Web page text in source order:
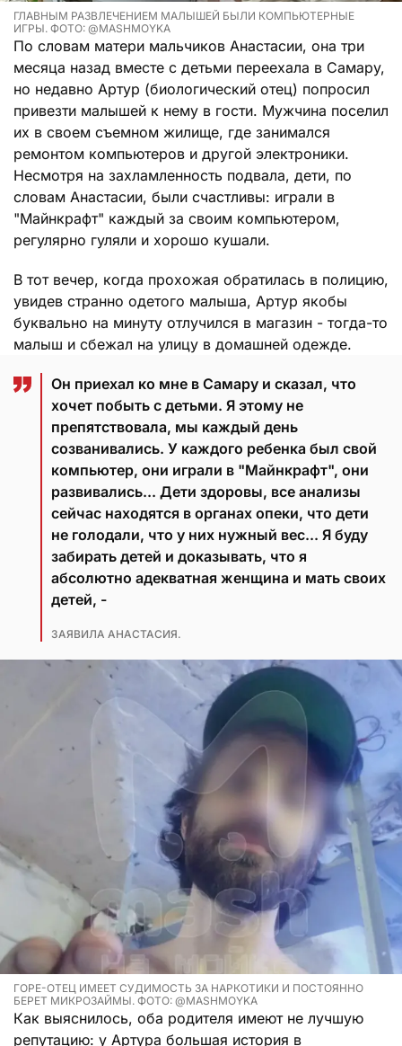
ГЛАВНЫМ РАЗВЛЕЧЕНИЕМ МАЛЫШЕЙ БЫЛИ КОМПЬЮТЕРНЫЕ
ИГРЫ. ФОТО: @MASHMOYKA
По словам матери мальчиков Анастасии, она три
месяца назад вместе с детьми переехала в Самару,
но недавно Артур (биологический отец) попросил
привезти малышей к нему в гости. Мужчина поселил
их в своем съемном жилище, где занимался
ремонтом компьютеров и другой электроники.
Несмотря на захламленность подвала, дети, по
словам Анастасии, были счастливы: играли в
"Майнкрафт" каждый за своим компьютером,
регулярно гуляли и хорошо кушали.
В тот вечер, когда прохожая обратилась в полицию,
увидев странно одетого малыша, Артур якобы
буквально на минуту отлучился в магазин - тогда-то
малыш и сбежал на улицу в домашней одежде.
Он приехал ко мне в Самару и сказал, что
хочет побыть с детьми. Я этому не
препятствовала, мы каждый день
созванивались. У каждого ребенка был свой
компьютер, они играли в "Майнкрафт", они
развивались... Дети здоровы, все анализы
сейчас находятся в органах опеки, что дети
не голодали, что у них нужный вес... Я буду
забирать детей и доказывать, что я
абсолютно адекватная женщина и мать своих
детей, -
ЗАЯВИЛА АНАСТАСИЯ.
ГОРЕ-ОТЕЦ ИМЕЕТ СУДИМОСТЬ ЗА НАРКОТИКИ И ПОСТОЯННО
БЕРЕТ МИКРОЗАЙМЫ. ФОТО: @MASHMOYKA
Как выяснилось, оба родителя имеют не лучшую
репутацию: у Артура большая история в